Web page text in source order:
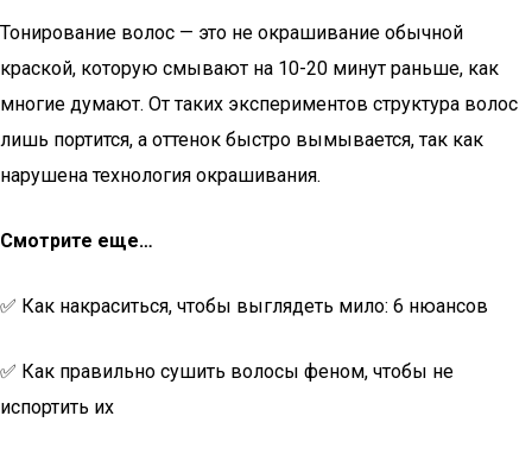
Тонирование волос — это не окрашивание обычной
краской, которую смывают на 10-20 минут раньше, как
многие думают. От таких экспериментов структура волос
лишь портится, а оттенок быстро вымывается, так как
нарушена технология окрашивания.
Смотрите еще…
✅ Как накраситься, чтобы выглядеть мило: 6 нюансов
✅ Как правильно сушить волосы феном, чтобы не
испортить их